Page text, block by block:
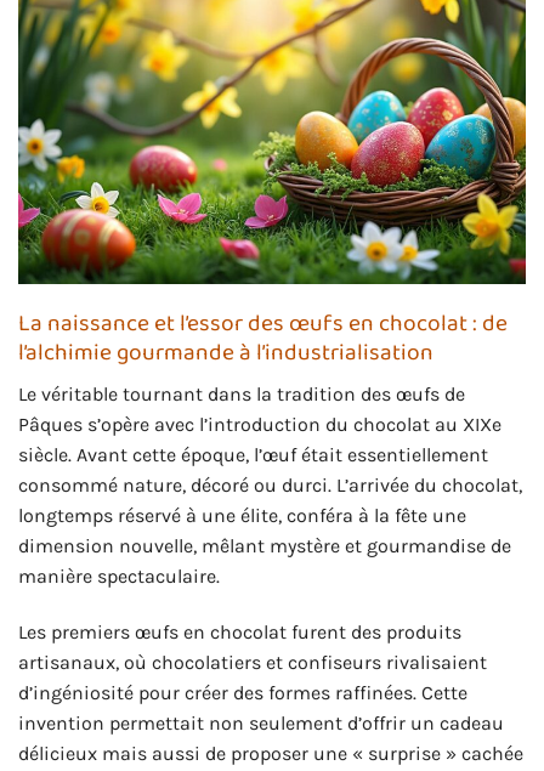
La naissance et l’essor des œufs en chocolat : de
l’alchimie gourmande à l’industrialisation
Le véritable tournant dans la tradition des œufs de
Pâques s’opère avec l’introduction du chocolat au XIXe
siècle. Avant cette époque, l’œuf était essentiellement
consommé nature, décoré ou durci. L’arrivée du chocolat,
longtemps réservé à une élite, conféra à la fête une
dimension nouvelle, mêlant mystère et gourmandise de
manière spectaculaire.
Les premiers œufs en chocolat furent des produits
artisanaux, où chocolatiers et confiseurs rivalisaient
d’ingéniosité pour créer des formes raffinées. Cette
invention permettait non seulement d’offrir un cadeau
délicieux mais aussi de proposer une « surprise » cachée